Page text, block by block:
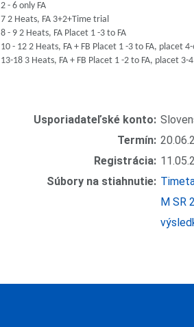
2 - 6 only FA
7 2 Heats, FA 3+2+Time trial
8 - 9 2 Heats, FA Placet 1 -3 to FA
10 - 12 2 Heats, FA + FB Placet 1 -3 to FA, placet
13-18 3 Heats, FA + FB Placet 1 -2 to FA, placet 3-
Usporiadateľské konto:
Termín:
Registrácia:
Súbory na stiahnutie:
M SR